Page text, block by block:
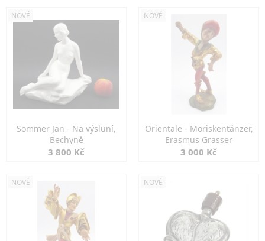
NOVÉ
Sommer Jan - Na výsluní,
Bechyně
3 800 Kč
NOVÉ
Orientale - Moriskentänzer,
Erasmus Grasser
3 000 Kč
NOVÉ NOVÉ